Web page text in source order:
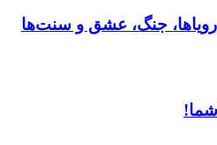
رویاها، جنگ، عشق و سنت‌ها